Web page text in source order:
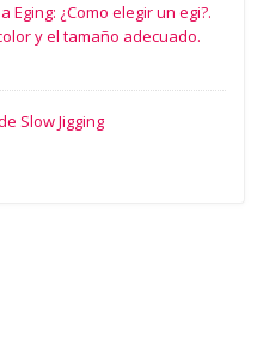
Eging: ¿Como elegir un egi?.
y el tamaño adecuado.
Slow Jigging